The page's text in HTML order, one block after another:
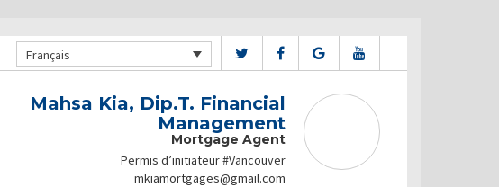
Français
Mahsa Kia, Dip.T. Financial
Management
Mortgage Agent
Permis d’initiateur #Vancouver
mkiamortgages@gmail.com